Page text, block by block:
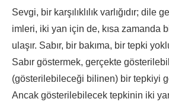
Sevgi, bir karşılıklılık varlığıdır; dile
imleri, iki yan için de, kısa zamanda
ulaşır. Sabır, bir bakıma, bir tepki
Sabır göstermek, gerçekte
(gösterilebileceği bilinen) bir tepkiyi
Ancak gösterilebilecek tepkinin iki